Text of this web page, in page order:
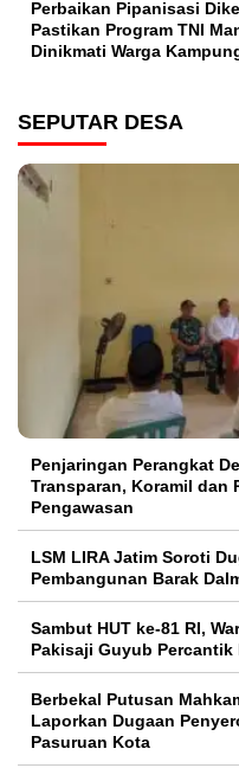
Perbaikan Pipanisasi
Pastikan Program TNI
Dinikmati Warga
SEPUTAR DESA
Penjaringan Perangkat
Transparan, Koramil dan
Pengawasan
LSM LIRA Jatim Soroti
Pembangunan Barak
Sambut HUT ke-81 RI,
Pakisaji Guyub
Berbekal Putusan
Laporkan Dugaan
Pasuruan Kota